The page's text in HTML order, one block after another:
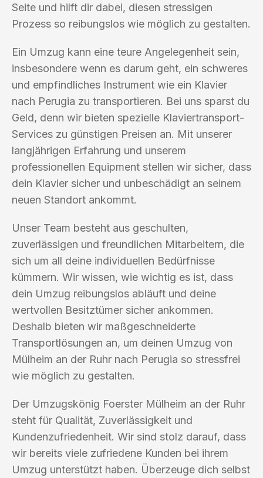
Seite und hilft dir dabei, diesen stressigen
Prozess so reibungslos wie möglich zu gestalten.
Ein Umzug kann eine teure Angelegenheit sein,
insbesondere wenn es darum geht, ein schweres
und empfindliches Instrument wie ein Klavier
nach Perugia zu transportieren. Bei uns sparst du
Geld, denn wir bieten spezielle Klaviertransport-
Services zu günstigen Preisen an. Mit unserer
langjährigen Erfahrung und unserem
professionellen Equipment stellen wir sicher, dass
dein Klavier sicher und unbeschädigt an seinem
neuen Standort ankommt.
Unser Team besteht aus geschulten,
zuverlässigen und freundlichen Mitarbeitern, die
sich um all deine individuellen Bedürfnisse
kümmern. Wir wissen, wie wichtig es ist, dass
dein Umzug reibungslos abläuft und deine
wertvollen Besitztümer sicher ankommen.
Deshalb bieten wir maßgeschneiderte
Transportlösungen an, um deinen Umzug von
Mülheim an der Ruhr nach Perugia so stressfrei
wie möglich zu gestalten.
Der Umzugskönig Foerster Mülheim an der Ruhr
steht für Qualität, Zuverlässigkeit und
Kundenzufriedenheit. Wir sind stolz darauf, dass
wir bereits viele zufriedene Kunden bei ihrem
Umzug unterstützt haben. Überzeuge dich selbst